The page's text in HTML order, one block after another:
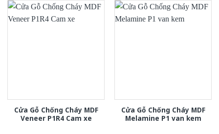
Cửa Gỗ Chống Cháy MDF
Veneer P1R4 Cam xe
Cửa Gỗ Chống Cháy MDF
Melamine P1 van kem